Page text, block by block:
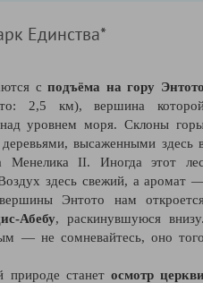
Единства*
сподъёма на гору
2,5 км), вершина
уровнем моря. Склоны
высаженными здесь
Менелика II. Иногда этот
здесь свежий, а аромат
Энтото нам
Абебу, раскинувшуюся
— не сомневайтесь, оно
природе станет осмотр